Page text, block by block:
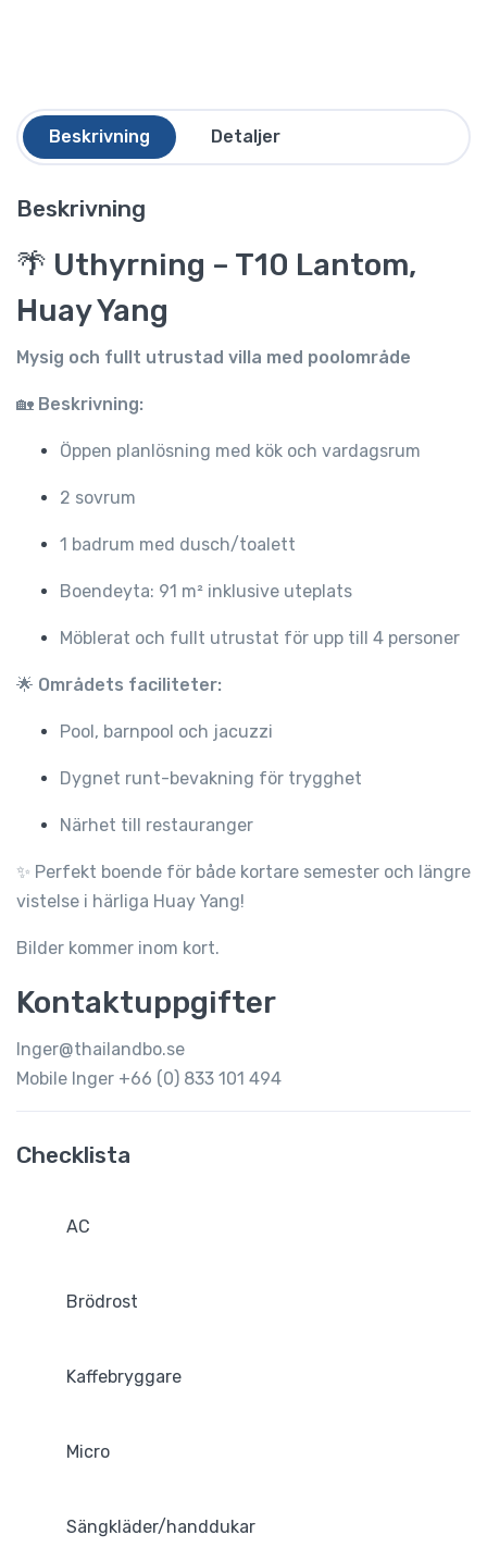
Beskrivning Detaljer
Beskrivning
🌴 Uthyrning – T10 Lantom,
Huay Yang
Mysig och fullt utrustad villa med poolområde
🏡 Beskrivning:
Öppen planlösning med kök och vardagsrum
2 sovrum
1 badrum med dusch/toalett
Boendeyta: 91 m² inklusive uteplats
Möblerat och fullt utrustat för upp till 4 personer
🌟 Områdets faciliteter:
Pool, barnpool och jacuzzi
Dygnet runt-bevakning för trygghet
Närhet till restauranger
✨ Perfekt boende för både kortare semester och längre
vistelse i härliga Huay Yang!
Bilder kommer inom kort.
Kontaktuppgifter
Inger@thailandbo.se
Mobile Inger +66 (0) 833 101 494
Checklista
AC
Brödrost
Kaffebryggare
Micro
Sängkläder/handdukar